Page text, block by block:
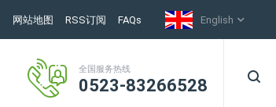
网站地图 RSS订阅 FAQs English
全国服务热线
0523-83266528